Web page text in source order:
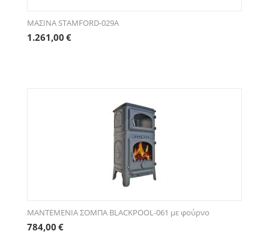
ΜΑΣΙΝΑ STAMFORD-029A
1.261,00 €
ΜΑΝΤΕΜΕΝΙΑ ΣΟΜΠΑ BLACKPOOL-061 με φούρνο
784,00 €